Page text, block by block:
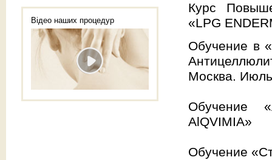
Відео наших процедур
Курс
«LPG
Обучение в
Москва.
Обучение
AlQVIMIA»
Обучение